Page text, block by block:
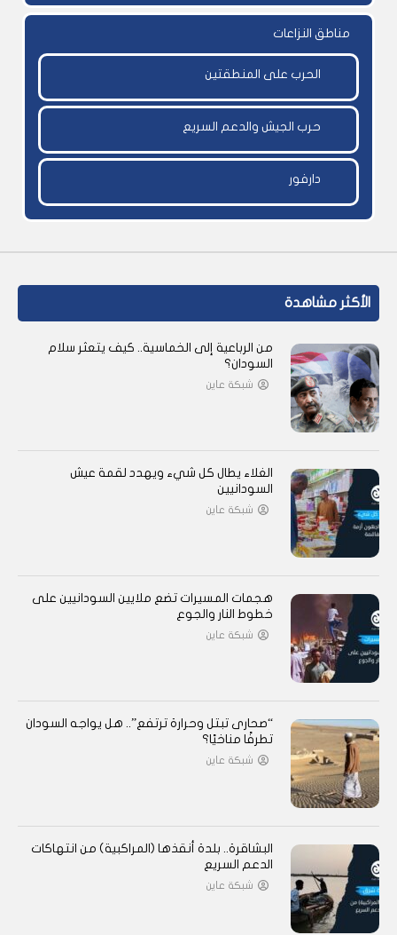
مناطق النزاعات
الحرب على المنطقتين
حرب الجيش والدعم السريع
دارفور
الأكثر مشاهدة
من الرباعية إلى الخماسية.. كيف يتعثر سلام
السودان؟
شبكة عاين
الغلاء يطال كل شيء ويهدد لقمة عيش
السودانيين
شبكة عاين
هجمات المسيرات تضع ملايين السودانيين على
خطوط النار والجوع
شبكة عاين
“صحارى تبتل وحرارة ترتفع”.. هل يواجه السودان
تطرفًا مناخيًا؟
شبكة عاين
البشاقرة.. بلدة أنقذها (المراكبية) من انتهاكات
الدعم السريع
شبكة عاين